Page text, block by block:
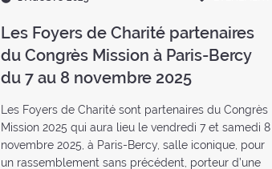
Les Foyers de Charité partenaires
du Congrès Mission à Paris-Bercy
du 7 au 8 novembre 2025
Les Foyers de Charité sont partenaires du Congrès
Mission 2025 qui aura lieu le vendredi 7 et samedi 8
novembre 2025, à Paris-Bercy, salle iconique, pour
un rassemblement sans précédent, porteur d’une